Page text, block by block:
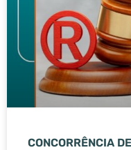
CONCORRÊNCIA